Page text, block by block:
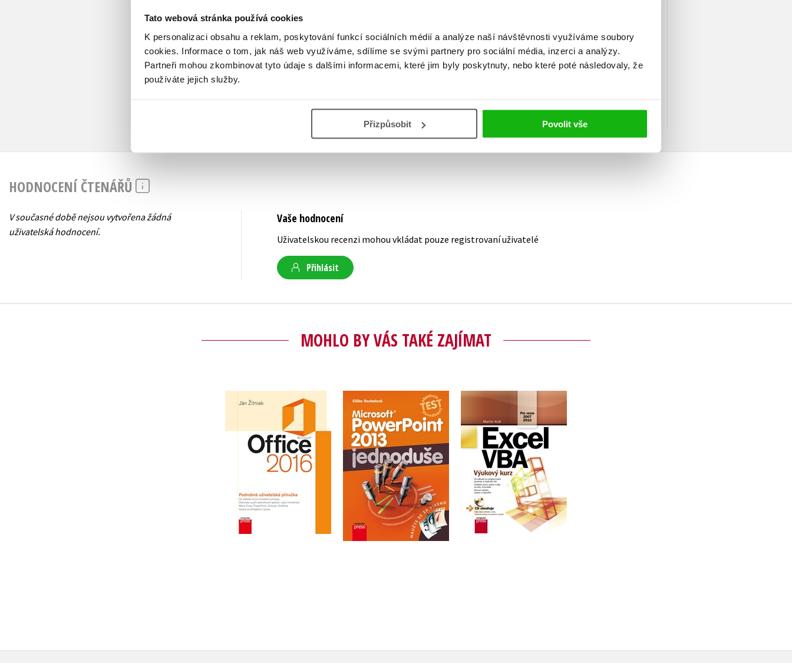
Tato webová stránka používá cookies
K personalizaci obsahu a reklam, poskytování funkcí sociálních médií a analýze naší návštěvnosti využíváme soubory
cookies. Informace o tom, jak náš web využíváme, sdílíme se svými partnery pro sociální média, inzerci a analýzy.
Partneři mohou zkombinovat tyto údaje s dalšími informacemi, které jim byly poskytnuty, nebo které poté následovaly, že
používáte jejich služby.
Přizpůsobit Povolit vše
O autorovi:
Jaroslav Černý vystudoval Vysokou školu dopravy a spojů, od roku 1995
pracuje v oblasti IT. V současnosti je překladatelem a autorem počítačové
svému malému synovi.
HODNOCENÍ ČTENÁŘŮ
V současné době nejsou vytvořena žádná
uživatelská hodnocení.
Vaše hodnocení
Uživatelskou recenzi mohou vkládat pouze registrovaní uživatelé
Přihlásit
MOHLO BY VÁS TAKÉ ZAJÍMAT
Microsoft Office 2016
Podrobná uživatelská
příručka
Ján Žitniak
Microsoft PowerPoint
2013: Jednoduše
Eliška Roubalová
Do košíku
199 Kč
Excel VBA
Martin Král
Do košíku
690 Kč